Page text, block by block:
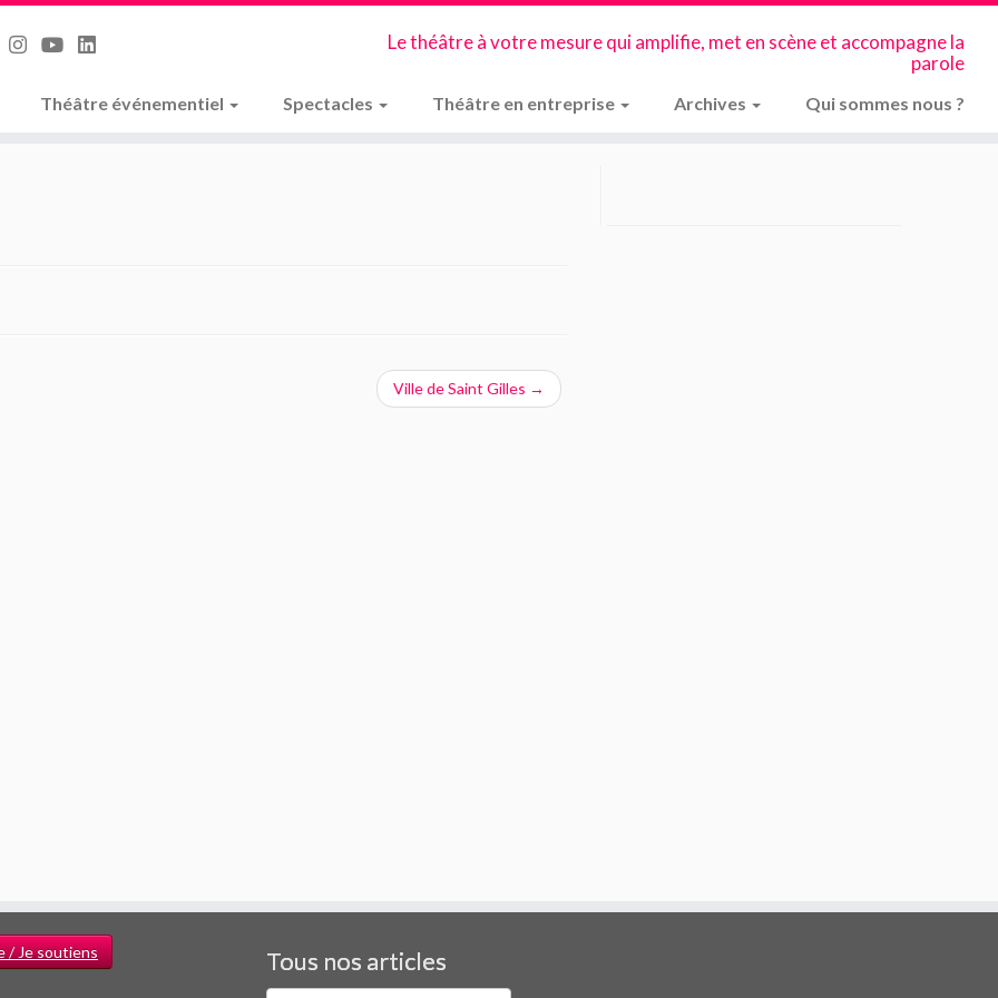
Le théâtre à votre mesure qui amplifie, met en scène et accompagne la
parole
Théâtre événementiel Spectacles Théâtre en entreprise Archives Qui sommes nous ?
Ville de Saint Gilles →
/ Je soutiens Tous nos articles